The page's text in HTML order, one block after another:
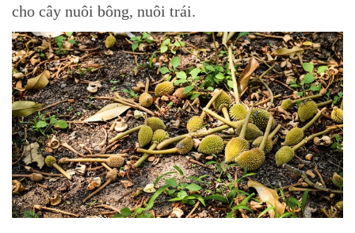
cho cây nuôi bông, nuôi trái.